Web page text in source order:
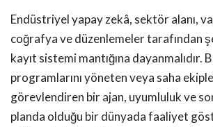
Endüstriyel yapay zekâ, sektör alanı,
coğrafya ve düzenlemeler tarafından
kayıt sistemi mantığına dayanmalıdır.
programlarını yöneten veya saha
görevlendiren bir ajan, uyumluluk ve
planda olduğu bir dünyada faaliyet